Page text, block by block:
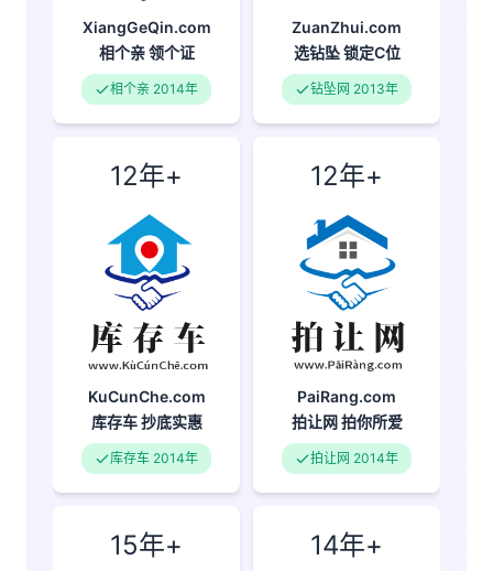
XiangGeQin.com
相个亲领个证
相个亲 2014年
ZuanZhui.com
选钻坠锁定C位
钻坠网 2013年
12年+
KuCunChe.com
库存车抄底实惠
库存车 2014年
12年+
PaiRang.com
拍让网拍你所爱
拍让网 2014年
15年+ 14年+